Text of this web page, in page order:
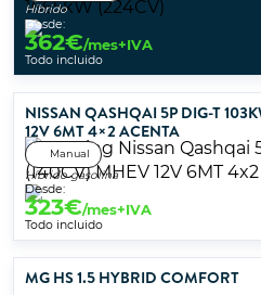
Híbrido
Desde:
362€/mes+IVA
Todo incluido
NISSAN QASHQAI 5P DIG-T
12V 6MT 4×2 ACENTA
Manual
Híbrido gasolina
Desde:
323€/mes+IVA
Todo incluido
MG HS 1.5 HYBRID COMFORT